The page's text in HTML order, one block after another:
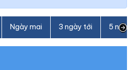
Ngày mai 3 ngày tới 5